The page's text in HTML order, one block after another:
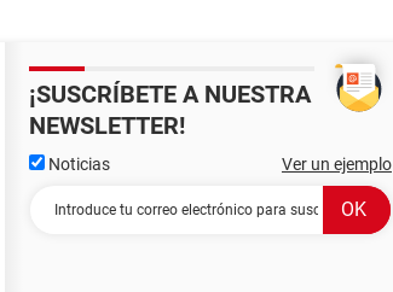
¡SUSCRÍBETE A NUESTRA
NEWSLETTER!
Noticias Ver un ejemplo